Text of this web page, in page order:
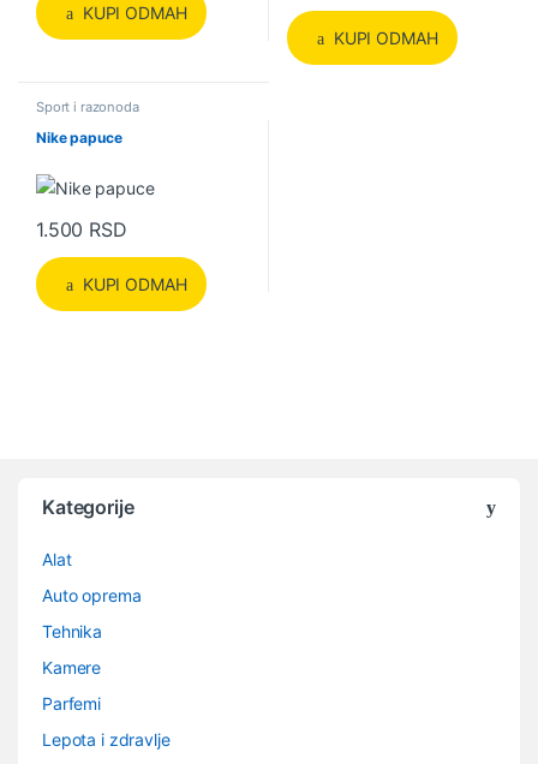
KUPI ODMAH
KUPI ODMAH
Sport i razonoda
Nike papuce
1.500 RSD
KUPI ODMAH
Kategorije
Alat
Auto oprema
Tehnika
Kamere
Parfemi
Lepota i zdravlje